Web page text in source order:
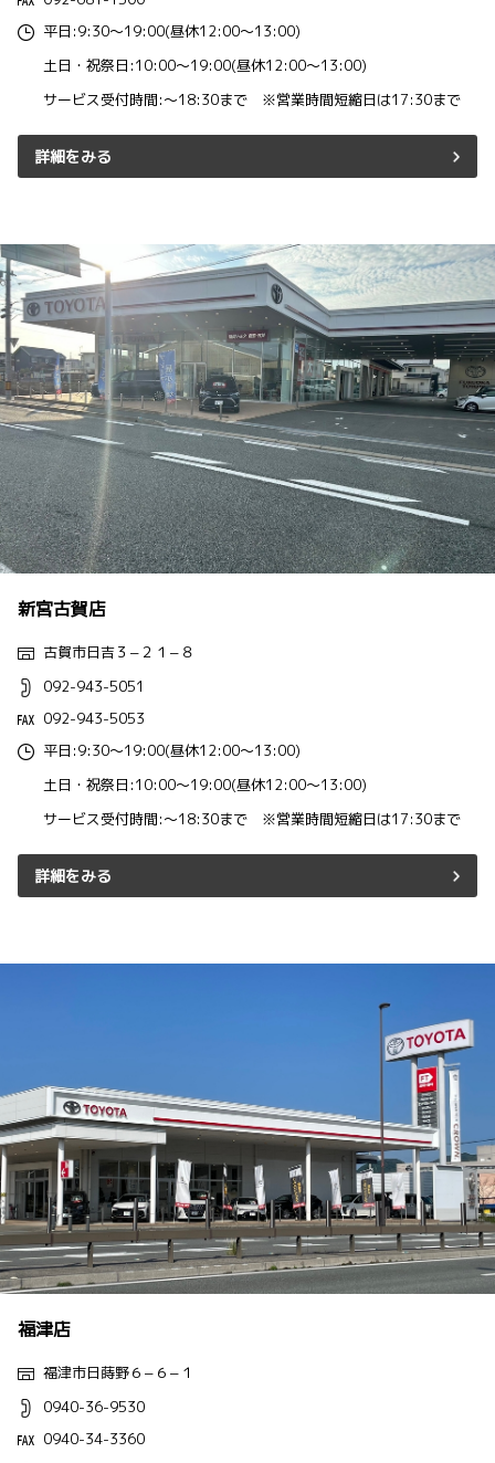
平日:9:30～19:00(昼休12:00～13:00)
土日・祝祭日:10:00～19:00(昼休12:00～13:00)
サービス受付時間:～18:30まで ※営業時間短縮日は17:30まで
詳細をみる
新宮古賀店
古賀市日吉３−２１−８
092-943-5051
092-943-5053
平日:9:30～19:00(昼休12:00～13:00)
土日・祝祭日:10:00～19:00(昼休12:00～13:00)
サービス受付時間:～18:30まで ※営業時間短縮日は17:30まで
詳細をみる
福津店
福津市日蒔野６−６−１
0940-36-9530
0940-34-3360